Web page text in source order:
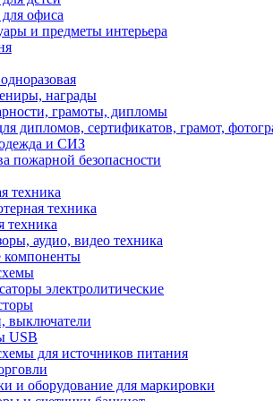
офиса
и предметы интерьера
награды
грамоты, дипломы
дипломов, сертификатов, грамот,
и СИЗ
пожарной безопасности
техника
техника
техника
аудио, видео техника
компоненты
электролитические
выключатели
USB
для источников питания
и оборудование для маркировки